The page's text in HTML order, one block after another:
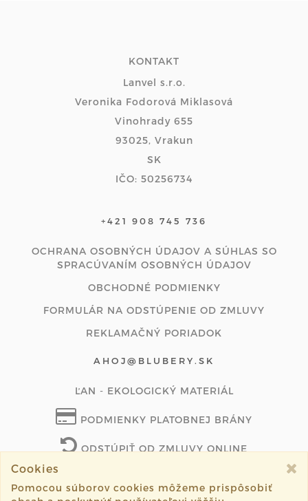
KONTAKT
Lanvel s.r.o.
Veronika Fodorová Miklasová
Vinohrady 655
93025, Vrakun
SK
IČO: 50256734
+421 908 745 736
OCHRANA OSOBNÝCH ÚDAJOV A SÚHLAS SO
SPRACÚVANÍM OSOBNÝCH ÚDAJOV
OBCHODNÉ PODMIENKY
FORMULÁR NA ODSTÚPENIE OD ZMLUVY
REKLAMAČNÝ PORIADOK
AHOJ@BLUBERY.SK
ĽAN - EKOLOGICKÝ MATERIÁL
PODMIENKY PLATOBNEJ BRÁNY
ODSTÚPIŤ OD ZMLUVY ONLINE
Cookies
Pomocou súborov cookies môžeme prispôsobiť